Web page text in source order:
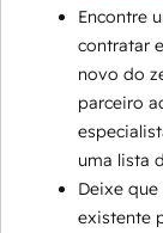
Encontre
contratar
novo do
parceiro
uma lista
Deixe
existente